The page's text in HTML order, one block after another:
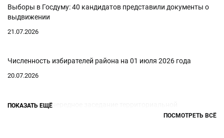
Выборы в Госдуму: 40 кандидатов представили документы о
выдвижении
21.07.2026
Численность избирателей района на 01 июля 2026 года
20.07.2026
Состоялось очередное заседание территориальной
ПОКАЗАТЬ ЕЩЁ
ПОСМОТРЕТЬ ВСЁ